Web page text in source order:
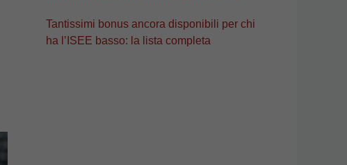
Tantissimi bonus ancora disponibili per chi
ha l’ISEE basso: la lista completa